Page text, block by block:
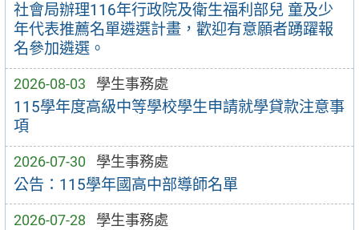
社會局辦理116年行政院及衛生福利部兒 童及少
年代表推薦名單遴選計畫，歡迎有意願者踴躍報
名參加遴選。
2026-08-03 學生事務處
115學年度高級中等學校學生申請就學貸款注意事
項
2026-07-30 學生事務處
公告：115學年國高中部導師名單
2026-07-28 學生事務處